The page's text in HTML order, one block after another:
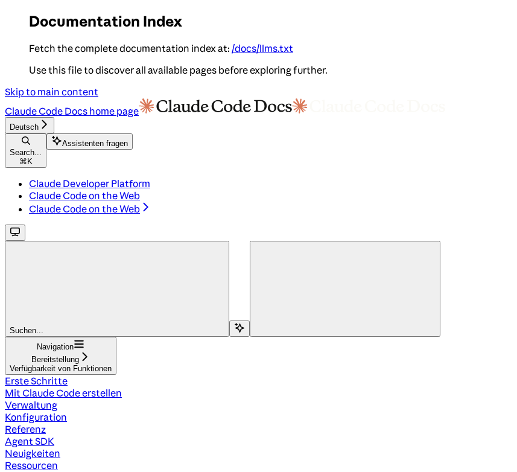
Documentation Index
Fetch the complete documentation index at: /docs/llms.txt
Use this file to discover all available pages before exploring further.
Skip to main content
Claude Code Docs home page
Deutsch
Search...
⌘ K
Assistenten fragen
Claude Developer Platform
Claude Code on the Web
Claude Code on the Web
Suchen...
Navigation
Bereitstellung
Verfügbarkeit von Funktionen
Erste Schritte
Mit Claude Code erstellen
Verwaltung
Konfiguration
Referenz
Agent SDK
Neuigkeiten
Ressourcen